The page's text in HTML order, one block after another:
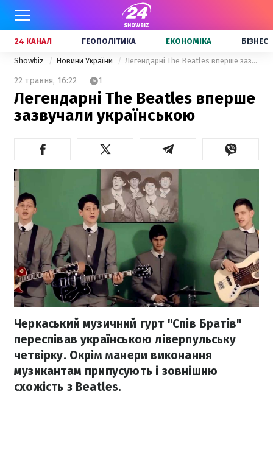
24 КАНАЛ ГЕОПОЛІТИКА ЕКОНОМІКА БІЗНЕС
Showbiz Новини України Легендарні The Beatles вперше зазвучали українською
22 травня, 16:22 1
Легендарні The Beatles вперше
зазвучали українською
Черкаський музичний гурт "Спів Братів"
переспівав українською ліверпульську
четвірку. Окрім манери виконання
музикантам припусують і зовнішню
схожість з Beatles.